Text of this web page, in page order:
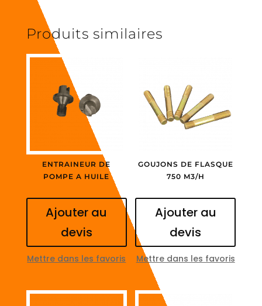
Produits similaires
ENTRAINEUR DE
POMPE A HUILE
Ajouter au
devis
Mettre dans les favoris
GOUJONS DE FLASQUE
750 M3/H
Ajouter au
devis
Mettre dans les favoris